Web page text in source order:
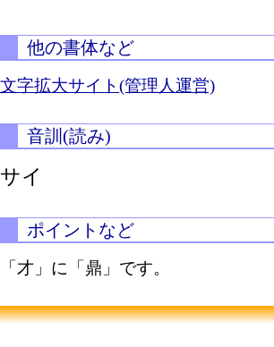
他の書体など
文字拡大サイト(管理人運営)
音訓(読み)
サイ
ポイントなど
「才」に「鼎」です。